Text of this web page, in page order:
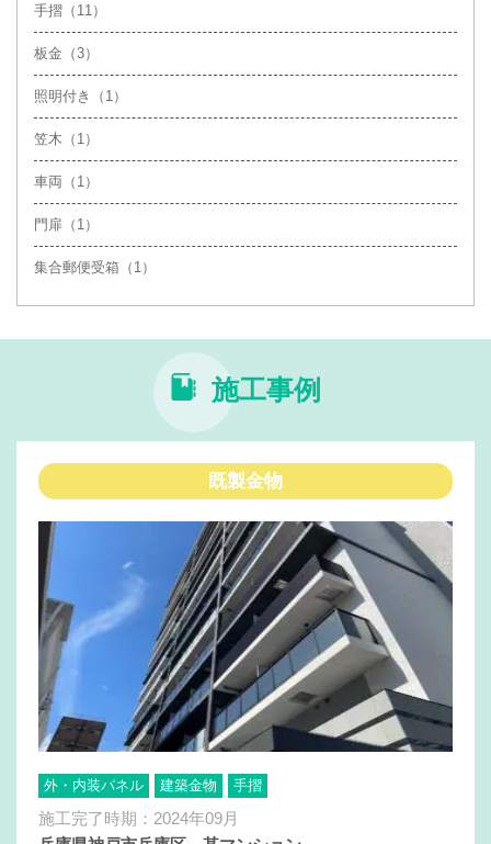
手摺（11）
板金（3）
照明付き（1）
笠木（1）
車両（1）
門扉（1）
集合郵便受箱（1）
施工事例
既製金物
外・内装パネル 建築金物 手摺
施工完了時期：2024年09月